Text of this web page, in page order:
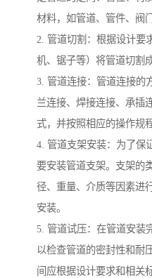
材料，如管道、管件、阀
2. 管道切割：根据设计要
机、锯子等）将管道切割
3. 管道连接：管道连接的
兰连接、焊接连接、承插
式，并按照相应的操作规
4. 管道支架安装：为了保
要安装管道支架。支架的
径、重量、介质等因素进
安装。
5. 管道试压：在管道安装
以检查管道的密封性和耐
间应根据设计要求和相关